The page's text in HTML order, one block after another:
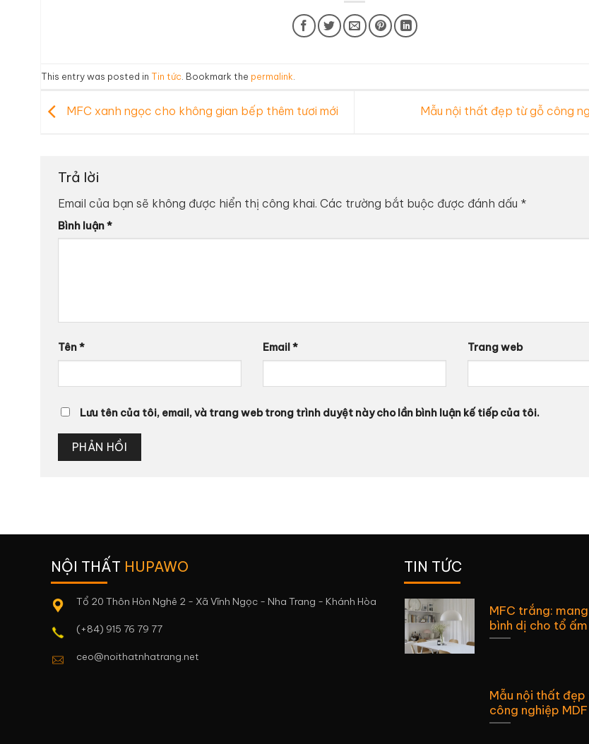
This entry was posted in Tin tức . Bookmark the permalink
MFC xanh ngọc cho không gian bếp thêm tươi mới Mẫu nội thất đẹp từ gỗ công
Trả lời
Email của bạn sẽ không được hiển thị công khai. Các trường bắt buộc được đánh dấu *
Bình luận*
Tên* Email * Trang web
Lưu tên của tôi, email, và trang web trong trình duyệt này cho lần bình luận kế tiếp của tôi.
NỘI THẤT HUPAWO
Tổ 20 Thôn Hòn Nghê 2 - Xã Vĩnh Ngọc - Nha Trang - Khánh Hòa
(+84) 915 76 79 77
ceo@noithatnhatrang.net
TIN TỨC
MFC trắng:
bình dị cho tổ
Mẫu nội thất đẹp
công nghiệp MDF